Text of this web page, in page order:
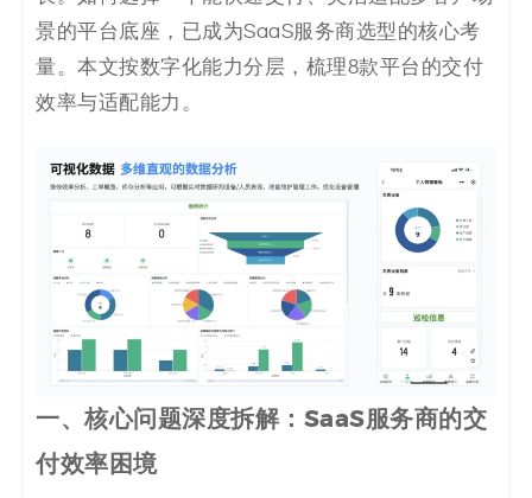
方
案
_
低
码
_
零
代
景的平台底座，已成为SaaS服务商选型的核心考
量。本文按数字化能力分层，梳理8款平台的交付
效率与适配能力。
一、 核心问题深度拆解：SaaS服务商的交
付效率困境